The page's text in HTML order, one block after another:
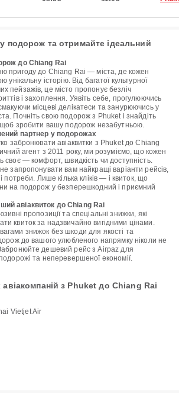
подорож та отримайте ідеальний
до Chiang Rai
пригоду до Chiang Rai — міста, де кожен
унікальну історію. Від багатої культурної
пейзажів, це місто пропонує безліч
і захоплення. Уявіть себе, прогулюючись
місцеві делікатеси та занурюючись у
Почніть свою подорож з Phuket і знайдіть
щоб зробити вашу подорож незабутньою.
партнер у подорожах
забронювати авіаквитки з Phuket до Chiang
агент з 2011 року, ми розуміємо, що кожен
своє — комфорт, швидкість чи доступність.
запропонувати вам найкращі варіанти рейсів,
потреби. Лише кілька кліків — і квиток, що
на подорож у безперешкодний і приємний
авіаквиток до Chiang Rai
пропозиції та спеціальні знижки, які
квиток за надзвичайно вигідними цінами.
знижок без шкоди для якості та
до вашого улюбленого напрямку ніколи не
дешевий рейс з Airpaz для
та неперевершеної економії.
з Phuket до Chiang Rai
Vietjet Air